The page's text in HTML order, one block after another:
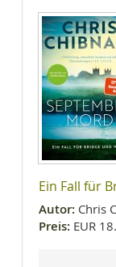
Ein Fall für
Autor: Chris
Preis: EUR